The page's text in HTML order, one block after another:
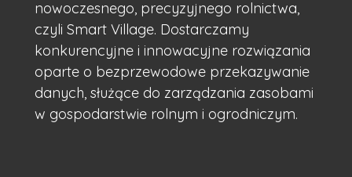
nowoczesnego, precyzyjnego rolnictwa,
czyli Smart Village. Dostarczamy
konkurencyjne i innowacyjne rozwiązania
oparte o bezprzewodowe przekazywanie
danych, służące do zarządzania zasobami
w gospodarstwie rolnym i ogrodniczym.